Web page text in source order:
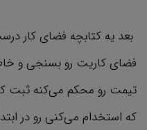
بعد یه کتابچه فضای کار
فضای کاریت رو بسنجی و
تیمت رو محکم‌ می‌کنه ثبت
که استخدام می‌کنی رو در